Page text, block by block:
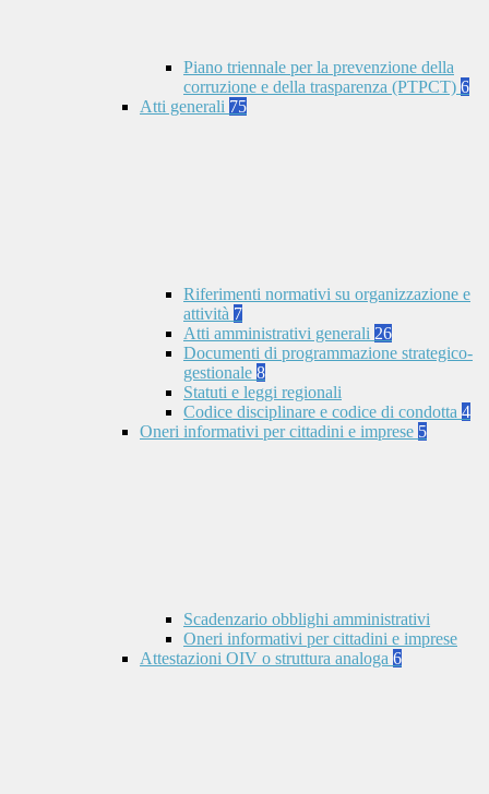
Piano triennale per la prevenzione della
corruzione e della trasparenza (PTPCT) 6
Atti generali 75
Riferimenti normativi su organizzazione e
attività 7
Atti amministrativi generali 26
Documenti di programmazione strategico-
gestionale 8
Statuti e leggi regionali
Codice disciplinare e codice di condotta 4
Oneri informativi per cittadini e imprese 5
Scadenzario obblighi amministrativi
Oneri informativi per cittadini e imprese
Attestazioni OIV o struttura analoga 6